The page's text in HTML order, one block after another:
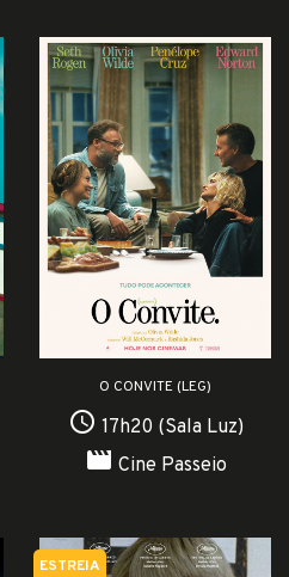
O CONVITE (LEG)
access_time 17h20 (Sala Luz)
movie Cine Passeio
ESTREIA